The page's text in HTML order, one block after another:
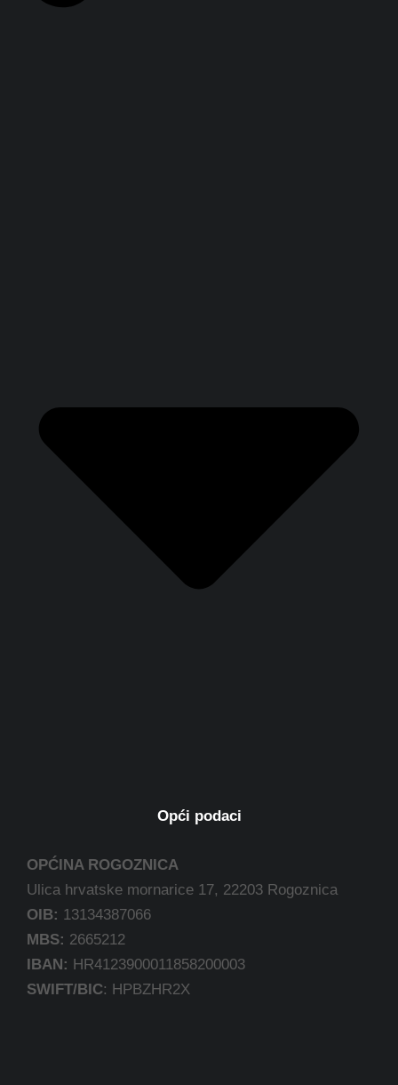
Opći podaci
OPĆINA ROGOZNICA
Ulica hrvatske mornarice 17, 22203 Rogoznica
OIB: 13134387066
MBS: 2665212
IBAN: HR4123900011858200003
SWIFT/BIC: HPBZHR2X